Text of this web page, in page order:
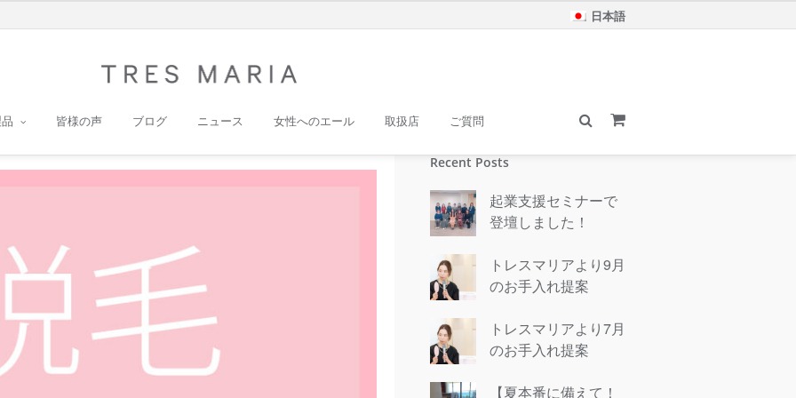
日本語
皆様の声 ブログ ニュース 女性へのエール 取扱店 ご質問
Recent Posts
起業支援セミナーで
登壇しました！
トレスマリアより9月
のお手入れ提案
トレスマリアより7月
のお手入れ提案
【夏本番に備えて！